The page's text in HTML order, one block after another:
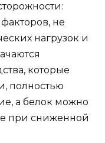
не
нагрузок и
которые
полностью
а белок можно
при сниженной